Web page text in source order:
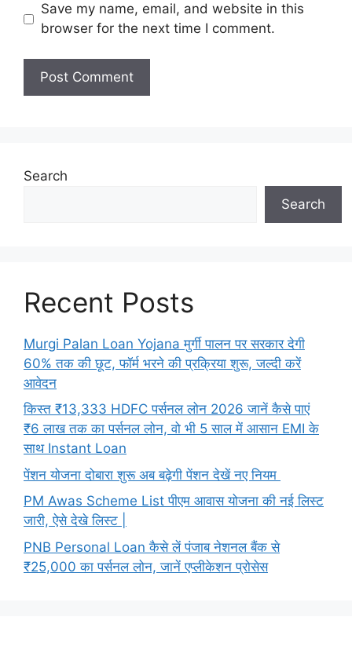
Save my name, email, and website in this
browser for the next time I comment.
Search
Search
Recent Posts
Murgi Palan Loan Yojana मुर्गी पालन पर सरकार देगी
60% तक की छूट, फॉर्म भरने की प्रक्रिया शुरू, जल्दी करें
आवेदन
किस्त ₹13,333 HDFC पर्सनल लोन 2026 जानें कैसे पाएं
₹6 लाख तक का पर्सनल लोन, वो भी 5 साल में आसान EMI के
साथ Instant Loan
पेंशन योजना दोबारा शुरू अब बढ़ेगी पेंशन देखें नए नियम
PM Awas Scheme List पीएम आवास योजना की नई लिस्ट
जारी, ऐसे देखे लिस्ट |
PNB Personal Loan कैसे लें पंजाब नेशनल बैंक से
₹25,000 का पर्सनल लोन, जानें एप्लीकेशन प्रोसेस